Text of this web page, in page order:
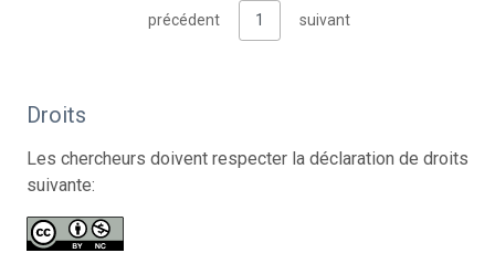
précédent 1 suivant
Droits
Les chercheurs doivent respecter la déclaration de droits
suivante: